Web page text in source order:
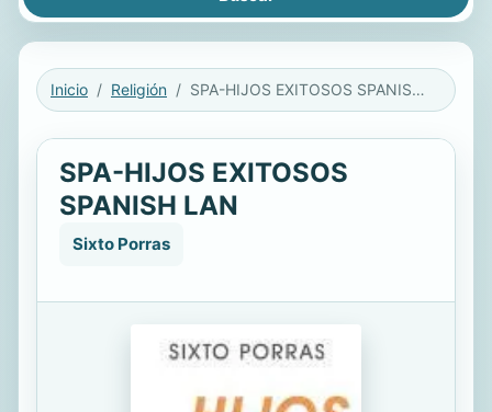
Inicio Religión SPA-HIJOS EXITOSOS SPANISH LAN
SPA-HIJOS EXITOSOS
SPANISH LAN
Sixto Porras